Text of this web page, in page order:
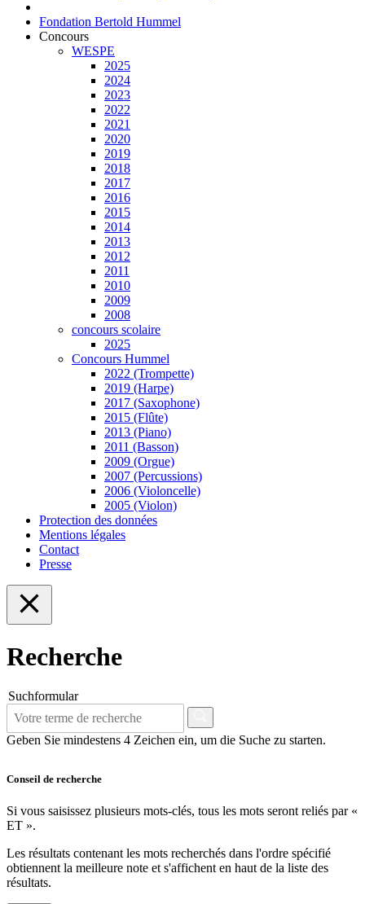
Fondation Bertold Hummel
Concours
WESPE
2025
2024
2023
2022
2021
2020
2019
2018
2017
2016
2015
2014
2013
2012
2011
2010
2009
2008
concours scolaire
2025
Concours Hummel
2022 (Trompette)
2019 (Harpe)
2017 (Saxophone)
2015 (Flûte)
2013 (Piano)
2011 (Basson)
2009 (Orgue)
2007 (Percussions)
2006 (Violoncelle)
2005 (Violon)
Protection des données
Mentions légales
Contact
Presse
Recherche
Suchformular
Geben Sie mindestens 4 Zeichen ein, um die Suche zu starten.
Conseil de recherche
Si vous saisissez plusieurs mots-clés, tous les mots seront reliés par «
ET ».
Les résultats contenant les mots recherchés dans l'ordre spécifié
obtiennent la meilleure note et s'affichent en haut de la liste des
résultats.